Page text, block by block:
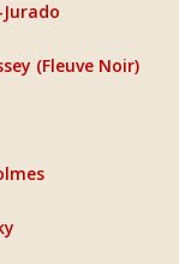
(Fleuve Noir)